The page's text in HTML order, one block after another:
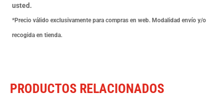
R125
2008-
13
usted.
*Precio válido exclusivamente para compras en web. Modalidad envío y/o
recogida en tienda.
PRODUCTOS RELACIONADOS